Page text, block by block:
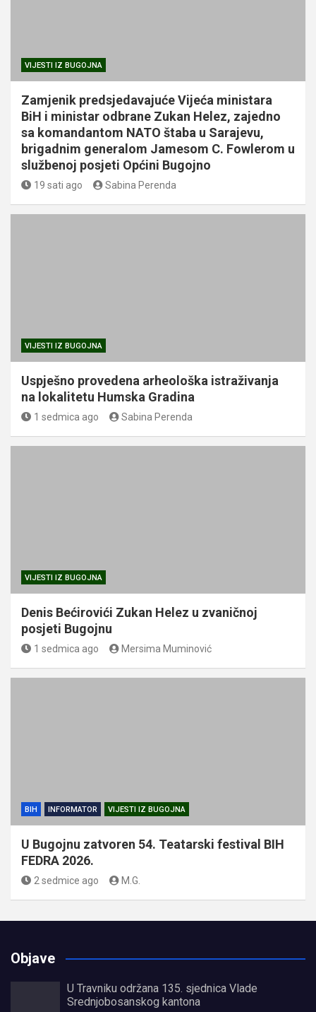
VIJESTI IZ BUGOJNA
Zamjenik predsjedavajuće Vijeća ministara
BiH i ministar odbrane Zukan Helez, zajedno
sa komandantom NATO štaba u Sarajevu,
brigadnim generalom Jamesom C. Fowlerom u
službenoj posjeti Općini Bugojno
19 sati ago Sabina Perenda
VIJESTI IZ BUGOJNA
Uspješno provedena arheološka istraživanja
na lokalitetu Humska Gradina
1 sedmica ago Sabina Perenda
VIJESTI IZ BUGOJNA
Denis Bećirovići Zukan Helez u zvaničnoj
posjeti Bugojnu
1 sedmica ago Mersima Muminović
BIH INFORMATOR VIJESTI IZ BUGOJNA
U Bugojnu zatvoren 54. Teatarski festival BIH
FEDRA 2026.
2 sedmice ago M.G.
Objave
U Travniku održana 135. sjednica Vlade
Srednjobosanskog kantona